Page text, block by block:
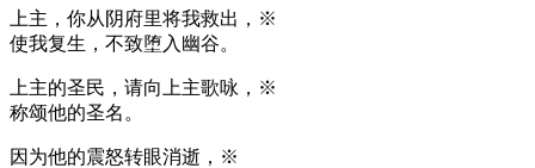
上主，你从阴府里将我救出，※
使我复生，不致堕入幽谷。
上主的圣民，请向上主歌咏，※
称颂他的圣名。
因为他的震怒转眼消逝，※